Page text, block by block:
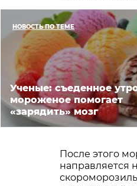
НОВОСТЬ ПО ТЕМЕ
Ученые: съеденное
мороженое помогает
«зарядить» мозг
После этого
направляется